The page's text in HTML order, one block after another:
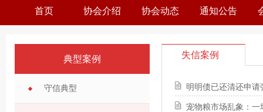
首页 协会介绍 协会动态 通知公告
典型案例
守信典型
失信案例
明明债已还清还申
宠物粮市场乱象：